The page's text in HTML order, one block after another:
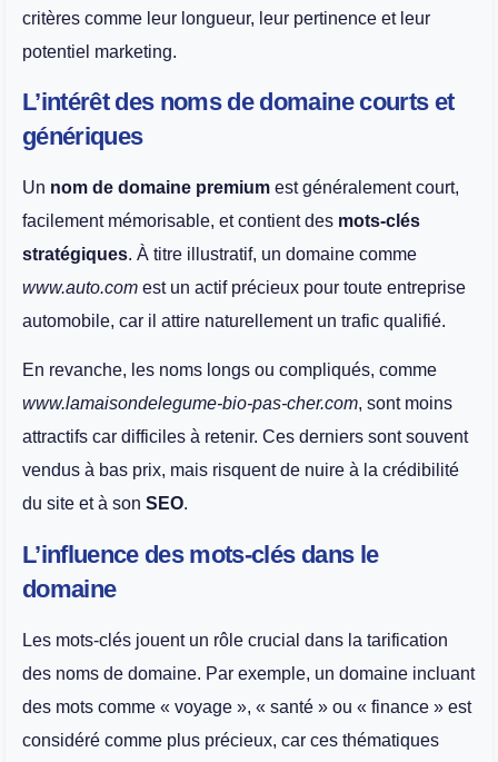
critères comme leur longueur, leur pertinence et leur
potentiel marketing.
L’intérêt des noms de domaine courts et
génériques
Un nom de domaine premium est généralement court,
facilement mémorisable, et contient des mots-clés
stratégiques. À titre illustratif, un domaine comme
www.auto.com est un actif précieux pour toute entreprise
automobile, car il attire naturellement un trafic qualifié.
En revanche, les noms longs ou compliqués, comme
www.lamaisondelegume-bio-pas-cher.com, sont moins
attractifs car difficiles à retenir. Ces derniers sont souvent
vendus à bas prix, mais risquent de nuire à la crédibilité
du site et à son SEO.
L’influence des mots-clés dans le
domaine
Les mots-clés jouent un rôle crucial dans la tarification
des noms de domaine. Par exemple, un domaine incluant
des mots comme « voyage », « santé » ou « finance » est
considéré comme plus précieux, car ces thématiques